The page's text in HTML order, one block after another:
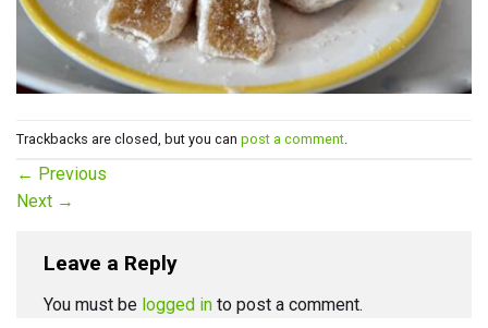
Trackbacks are closed, but you can post a comment
← Previous
Next →
Leave a Reply
You must be logged in to post a comment.